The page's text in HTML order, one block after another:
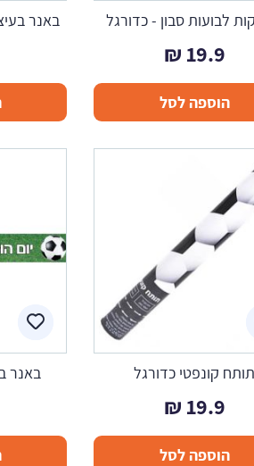
לבועות סבון - כדורגל
19.9
₪
הוספה לסל
באנר
תותח קונפטי כדורגל
19.9
₪
הוספה לסל
באנר